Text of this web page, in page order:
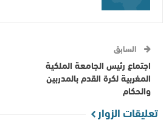
السابق
اجتماع رئيس الجامعة الملكية
المغربية لكرة القدم بالمدربين
والحكام
تعليقات الزوار